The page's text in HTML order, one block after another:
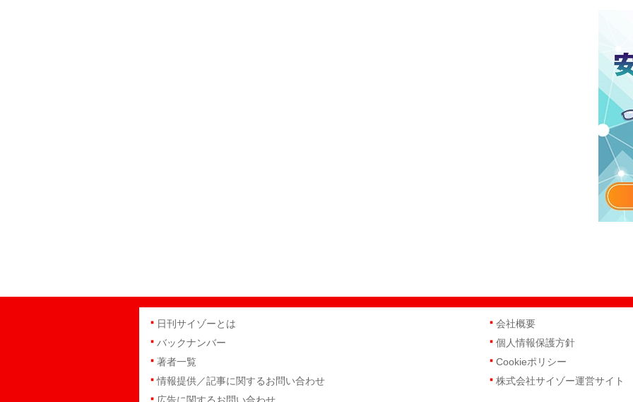
日刊サイゾーとは
バックナンバー
著者一覧
情報提供／記事に関するお問い合わせ
会社概要
個人情報保護方針
Cookieポリシー
株式会社サイゾー運営サイト